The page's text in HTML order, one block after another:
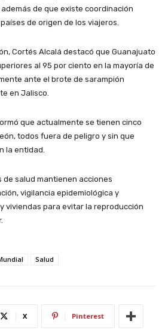
de que existe coordinación
de origen de los viajeros.
Cortés Alcalá destacó que Guanajuato
al 95 por ciento en la mayoría de
ante el brote de sarampión
en Jalisco.
que actualmente se tienen cinco
todos fuera de peligro y sin que
la entidad.
de salud mantienen acciones
vigilancia epidemiológica y
viviendas para evitar la reproducción
Salud
X Pinterest